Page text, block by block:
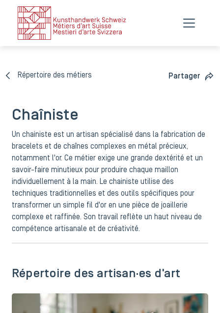
Répertoire des métiers Partager
Chaîniste
Un chainiste est un artisan spécialisé dans la fabrication de
bracelets et de chaînes complexes en métal précieux,
notamment l'or. Ce métier exige une grande dextérité et un
savoir-faire minutieux pour produire chaque maillon
individuellement à la main. Le chainiste utilise des
techniques traditionnelles et des outils spécifiques pour
transformer un simple fil d'or en une pièce de joaillerie
complexe et raffinée. Son travail reflète un haut niveau de
compétence artisanale et de créativité.
Répertoire des artisan·es d'art